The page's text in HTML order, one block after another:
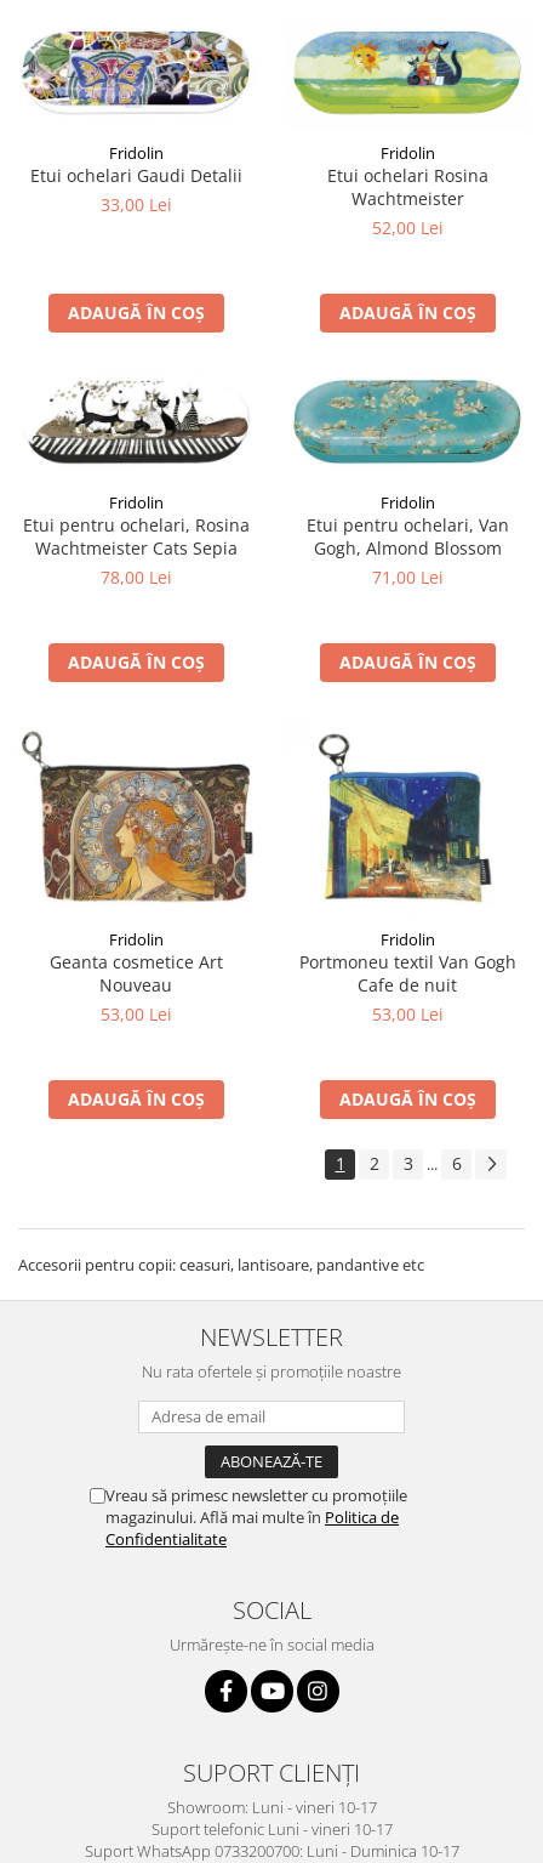
Fridolin
Etui ochelari Gaudi Detalii
33,00 Lei
ADAUGĂ ÎN COȘ
Fridolin
Etui ochelari Rosina
Wachtmeister
52,00 Lei
ADAUGĂ ÎN COȘ
Fridolin
Etui pentru ochelari, Rosina
Wachtmeister Cats Sepia
78,00 Lei
ADAUGĂ ÎN COȘ
Fridolin
Etui pentru ochelari, Van
Gogh, Almond Blossom
71,00 Lei
ADAUGĂ ÎN COȘ
Fridolin
Geanta cosmetice Art
Nouveau
53,00 Lei
ADAUGĂ ÎN COȘ
Fridolin
Portmoneu textil Van Gogh
Cafe de nuit
53,00 Lei
ADAUGĂ ÎN COȘ
1 2 3 ... 6
Accesorii pentru copii: ceasuri, lantisoare, pandantive etc
NEWSLETTER
Nu rata ofertele și promoțiile noastre
Vreau să primesc newsletter cu promoțiile
magazinului. Află mai multe în Politica de
Confidentialitate
SOCIAL
Urmărește-ne în social media
SUPORT CLIENȚI
Showroom: Luni - vineri 10-17
Suport telefonic Luni - vineri 10-17
Suport WhatsApp 0733200700: Luni - Duminica 10-17